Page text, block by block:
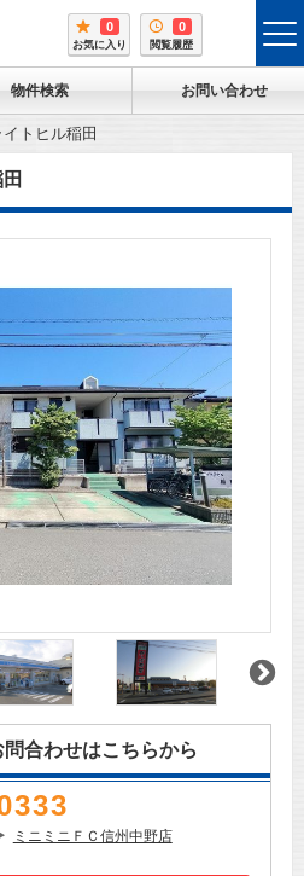
0
お気に入り
0
閲覧履歴
物件検索 お問い合わせ
イトヒル稲田
合わせはこちらから
ミニミニＦＣ信州中野店